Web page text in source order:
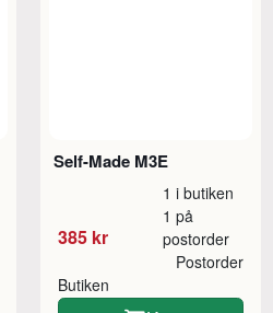
Self-Made M3E
385 kr
1 i butiken
1 på
postorder
Butiken
Postorder